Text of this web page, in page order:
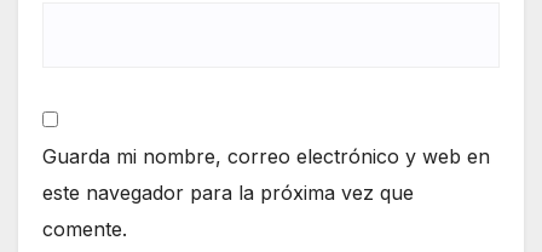
Guarda mi nombre, correo electrónico y web en
este navegador para la próxima vez que
comente.